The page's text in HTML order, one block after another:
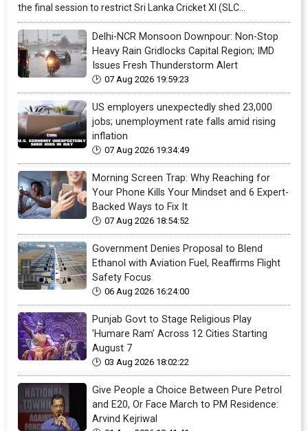
the final session to restrict Sri Lanka Cricket XI (SLC...
Delhi-NCR Monsoon Downpour: Non-Stop
Heavy Rain Gridlocks Capital Region; IMD
Issues Fresh Thunderstorm Alert
07 Aug 2026 19:59:23
US employers unexpectedly shed 23,000
jobs; unemployment rate falls amid rising
inflation
07 Aug 2026 19:34:49
Morning Screen Trap: Why Reaching for
Your Phone Kills Your Mindset and 6 Expert-
Backed Ways to Fix It
07 Aug 2026 18:54:52
Government Denies Proposal to Blend
Ethanol with Aviation Fuel, Reaffirms Flight
Safety Focus
06 Aug 2026 16:24:00
Punjab Govt to Stage Religious Play
'Humare Ram' Across 12 Cities Starting
August 7
03 Aug 2026 18:02:22
Give People a Choice Between Pure Petrol
and E20, Or Face March to PM Residence:
Arvind Kejriwal